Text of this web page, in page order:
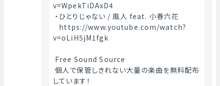
v=WpekTiDAxD4
・ひとりじゃない / 風人 feat. 小春六花
v=oLiH5jM1fgk
Free Sound Source
個人で保管しきれない大量の楽曲を無料配布
しています！